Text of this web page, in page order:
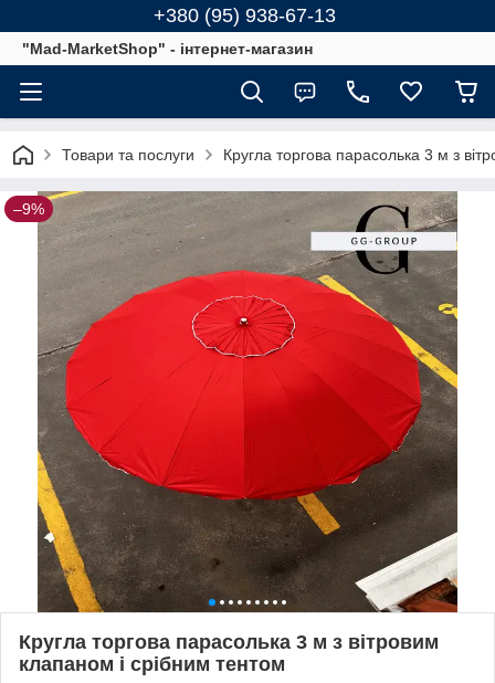
+380 (95) 938-67-13
"Mad-MarketShop" - інтернет-магазин
Товари та послуги Кругла торгова парасолька 3 м з
–9%
Кругла торгова парасолька 3 м з вітровим
клапаном і срібним тентом